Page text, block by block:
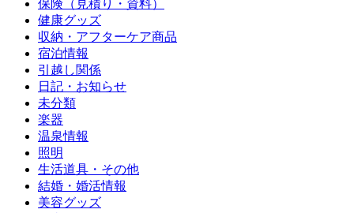
保険（見積り・資料）
健康グッズ
収納・アフターケア商品
宿泊情報
引越し関係
日記・お知らせ
未分類
楽器
温泉情報
照明
生活道具・その他
結婚・婚活情報
美容グッズ